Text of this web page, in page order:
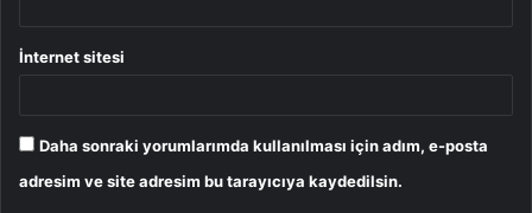
İnternet sitesi
Daha sonraki yorumlarımda kullanılması için adım, e-posta
adresim ve site adresim bu tarayıcıya kaydedilsin.